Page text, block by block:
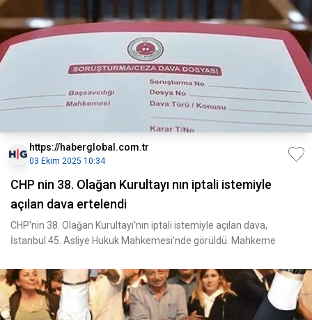
https://haberglobal.com.tr
03 Ekim 2025 10:34
CHP nin 38. Olağan Kurultayı nın iptali istemiyle
açılan dava ertelendi
CHP'nin 38. Olağan Kurultayı'nın iptali istemiyle açılan dava,
İstanbul 45. Asliye Hukuk Mahkemesi’nde görüldü. Mahkeme